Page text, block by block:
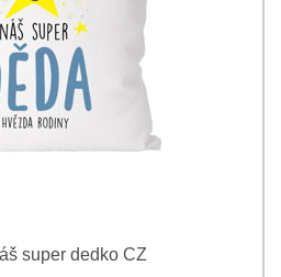
super dedko CZ